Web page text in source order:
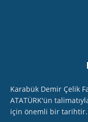
Karabük Demir Çelik
ATATÜRK'ün
için önemli bir tarihtir.